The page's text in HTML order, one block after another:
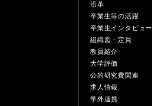
沿革
卒業生等の活躍
卒業生インタビュー
組織図・定員
教員紹介
大学評価
公的研究費関連
求人情報
学外連携